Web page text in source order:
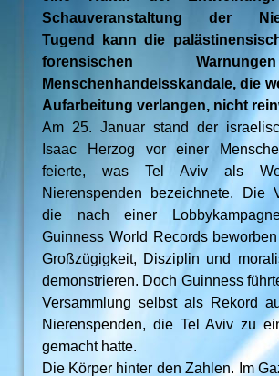
Schauveranstaltung der
Tugend kann die
forensischen
Menschenhandelsskandale, die
Aufarbeitung verlangen, nicht
Am 25. Januar stand der
Isaac Herzog vor einer
feierte, was Tel Aviv als
Nierenspenden bezeichnete. Die
die nach einer
Guinness World Records
Großzügigkeit, Disziplin und
demonstrieren. Doch Guinness
Versammlung selbst als Rekord
Nierenspenden, die Tel Aviv zu
gemacht hatte.
Die Körper hinter den Zahlen. Im